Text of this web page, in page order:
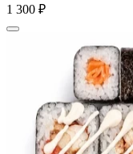
1 300 ₽